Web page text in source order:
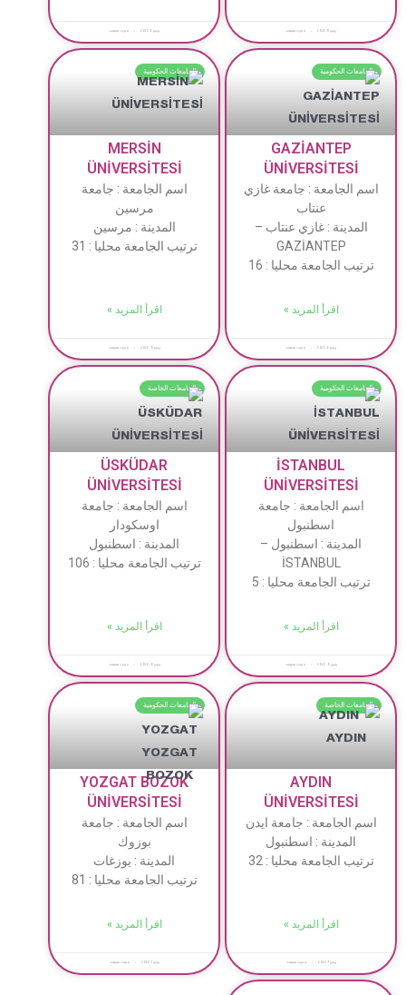
يونيو 8, 2022 لا توجد تعليقات يونيو 6, 2022 لا توجد تعليقات
الجامعات الحكومية
GAZİANTEP
ÜNİVERSİTESİ
اسم الجامعة : جامعة غازي
عنتاب
المدينة : غازي عنتاب –
GAZİANTEP
ترتيب الجامعة محليا : 16
اقرأ المزيد »
يونيو 6, 2022 لا توجد تعليقات
الجامعات الحكومية
MERSİN
ÜNİVERSİTESİ
اسم الجامعة : جامعة
مرسين
المدينة : مرسين
ترتيب الجامعة محليا : 31
اقرأ المزيد »
يونيو 5, 2022 لا توجد تعليقات
الجامعات الحكومية
İSTANBUL
ÜNİVERSİTESİ
اسم الجامعة : جامعة
اسطنبول
المدينة : اسطنبول –
İSTANBUL
ترتيب الجامعة محليا : 5
اقرأ المزيد »
يونيو 5, 2022 لا توجد تعليقات
الجامعات الخاصة
ÜSKÜDAR
ÜNİVERSİTESİ
اسم الجامعة : جامعة
اوسكودار
المدينة : اسطنبول
ترتيب الجامعة محليا : 106
اقرأ المزيد »
يونيو 5, 2022 لا توجد تعليقات
الجامعات الخاصة
AYDIN
ÜNİVERSİTESİ
اسم الجامعة : جامعة ايدن
المدينة : اسطنبول
ترتيب الجامعة محليا : 32
اقرأ المزيد »
يونيو 1, 2022 لا توجد تعليقات
الجامعات الحكومية
YOZGAT BOZOK
ÜNİVERSİTESİ
اسم الجامعة : جامعة
بوزوك
المدينة : يوزغات
ترتيب الجامعة محليا : 81
اقرأ المزيد »
يونيو 1, 2022 لا توجد تعليقات